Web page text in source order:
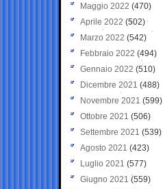
Maggio 2022 (470)
Aprile 2022 (502)
Marzo 2022 (542)
Febbraio 2022 (494)
Gennaio 2022 (510)
Dicembre 2021 (488)
Novembre 2021 (599)
Ottobre 2021 (506)
Settembre 2021 (539)
Agosto 2021 (423)
Luglio 2021 (577)
Giugno 2021(559)